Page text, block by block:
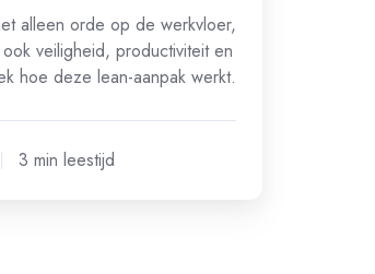
alleen orde op de werkvloer,
veiligheid, productiviteit en
hoe deze lean-aanpak werkt.
3 min leestijd